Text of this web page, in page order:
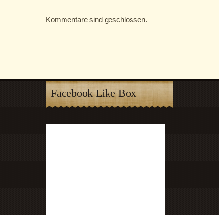
Kommentare sind geschlossen.
Facebook Like Box